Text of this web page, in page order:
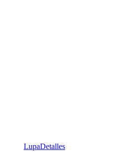
LupaDetalles